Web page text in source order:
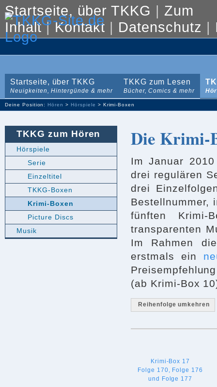
Startseite, über TKKG | Zum
Inhalt|Kontakt | Datenschutz |
Startseite, über TKKG
Neuigkeiten, Hintergünde & mehr
TKKG zum Lesen
Bücher, Comics & mehr
Deine Position:Hören >Hörspiele > Krimi-Boxen
Die Krimi-
Im Januar
drei regulären
drei
Bestellnummer,
fünften
transparenten
Im Rahmen
erstmals ein
(ab Krimi-Box
Reihenfolge umkehren
Krimi-Box 17
Folge 170, Folge 176
und Folge 177
TKKG zum Hören
Hörspiele
Serie
Einzeltitel
TKKG-Boxen
Krimi-Boxen
Picture Discs
Musik